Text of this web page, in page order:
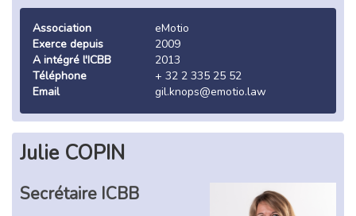
Association
eMotio
Exerce depuis
2009
A intégré l'ICBB
2013
Téléphone
+ 32 2 335 25 52
Email
gil.knops@emotio.law
Julie COPIN
Secrétaire ICBB